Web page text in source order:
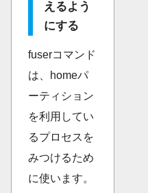
えるよう
にする
fuserコマンド
は、homeパ
ーティション
を利用してい
るプロセスを
みつけるため
に使います。